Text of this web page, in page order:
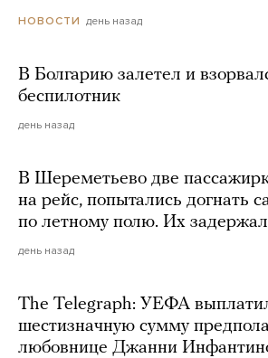
НОВОСТИ день назад
В Болгарию залетел и
беспилотник
день назад
В Шереметьево две
на рейс, попытались догнать
по летному полю. Их
день назад
The Telegraph: УЕФА
шестизначную сумму
любовнице Джанни